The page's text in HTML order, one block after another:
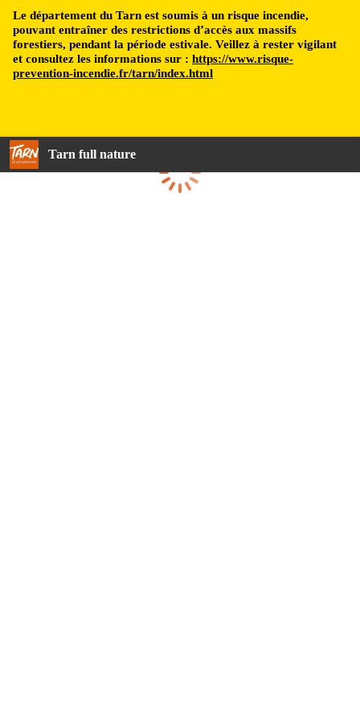
Le département du Tarn est soumis à un risque incendie,
pouvant entraîner des restrictions d’accès aux massifs
forestiers, pendant la période estivale. Veillez à rester vigilant
et consultez les informations sur : https://www.risque-
prevention-incendie.fr/tarn/index.html
Tarn full nature
Loading